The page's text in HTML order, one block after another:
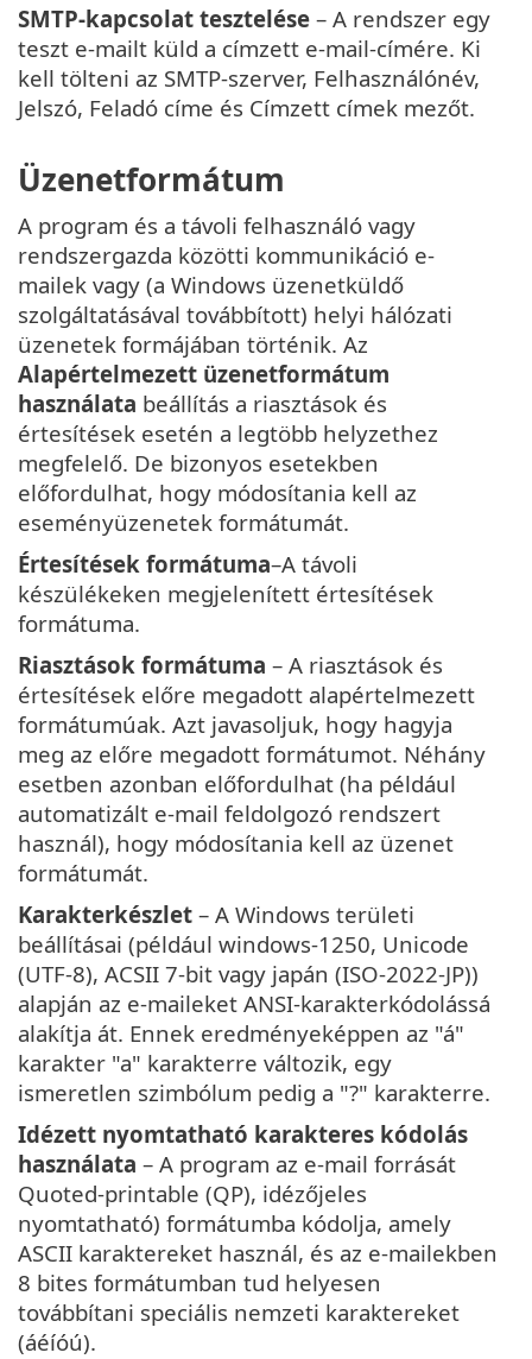
SMTP-kapcsolat tesztelése – A rendszer egy
teszt e-mailt küld a címzett e-mail-címére. Ki
kell tölteni az SMTP-szerver, Felhasználónév,
Jelszó, Feladó címe és Címzett címek mezőt.
Üzenetformátum
A program és a távoli felhasználó vagy
rendszergazda közötti kommunikáció e-
mailek vagy (a Windows üzenetküldő
szolgáltatásával továbbított) helyi hálózati
üzenetek formájában történik. Az
Alapértelmezett üzenetformátum
használata beállítás a riasztások és
értesítések esetén a legtöbb helyzethez
megfelelő. De bizonyos esetekben
előfordulhat, hogy módosítania kell az
eseményüzenetek formátumát.
Értesítések formátuma–A távoli
készülékeken megjelenített értesítések
formátuma.
Riasztások formátuma – A riasztások és
értesítések előre megadott alapértelmezett
formátumúak. Azt javasoljuk, hogy hagyja
meg az előre megadott formátumot. Néhány
esetben azonban előfordulhat (ha például
automatizált e-mail feldolgozó rendszert
használ), hogy módosítania kell az üzenet
formátumát.
Karakterkészlet – A Windows területi
beállításai (például windows-1250, Unicode
(UTF-8), ACSII 7-bit vagy japán (ISO-2022-JP))
alapján az e-maileket ANSI-karakterkódolássá
alakítja át. Ennek eredményeképpen az "á"
karakter "a" karakterre változik, egy
ismeretlen szimbólum pedig a "?" karakterre.
Idézett nyomtatható karakteres kódolás
használata – A program az e-mail forrását
Quoted-printable (QP), idézőjeles
nyomtatható) formátumba kódolja, amely
ASCII karaktereket használ, és az e-mailekben
8 bites formátumban tud helyesen
továbbítani speciális nemzeti karaktereket
(áéíóú).